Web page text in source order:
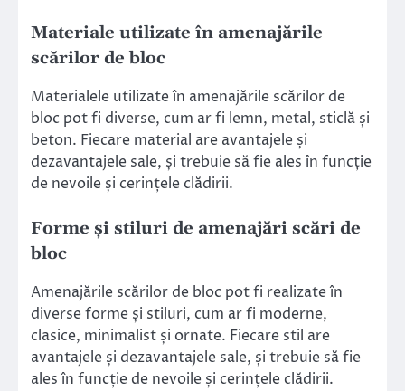
Materiale utilizate în amenajările
scărilor de bloc
Materialele utilizate în amenajările scărilor de
bloc pot fi diverse, cum ar fi lemn, metal, sticlă și
beton. Fiecare material are avantajele și
dezavantajele sale, și trebuie să fie ales în funcție
de nevoile și cerințele clădirii.
Forme și stiluri de amenajări scări de
bloc
Amenajările scărilor de bloc pot fi realizate în
diverse forme și stiluri, cum ar fi moderne,
clasice, minimalist și ornate. Fiecare stil are
avantajele și dezavantajele sale, și trebuie să fie
ales în funcție de nevoile și cerințele clădirii.